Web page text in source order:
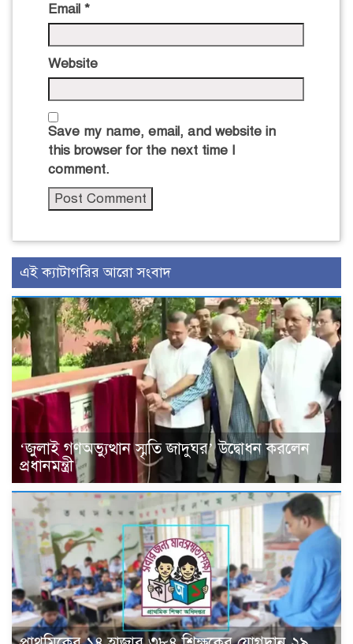
Email *
Website
Save my name, email, and website in
this browser for the next time I
comment.
এই ক্যাটাগরির আরো সংবাদ
‘জুলাই গণঅভ্যুত্থান স্মৃতি জাদুঘর’ উদ্বোধন করলেন
প্রধানমন্ত্রী